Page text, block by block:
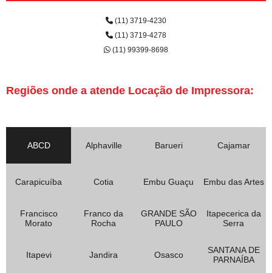
(11) 3719-4230
(11) 3719-4278
(11) 99399-8698
Regiões onde a atende Locação de Impressora:
ABCD Alphaville Barueri Cajamar
Carapicuíba Cotia Embu Guaçu Embu das Artes
Francisco
Morato
Franco da
Rocha
GRANDE SÃO
PAULO
Itapecerica da
Serra
Itapevi Jandira Osasco
SANTANA DE
PARNAÍBA